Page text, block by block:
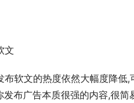
文
发布广告本质很强的内容,很